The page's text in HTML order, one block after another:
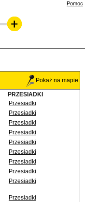
Pomoc
Pokaż na mapie
PRZESIADKI
Przesiadki
Przesiadki
Przesiadki
Przesiadki
Przesiadki
Przesiadki
Przesiadki
Przesiadki
Przesiadki
Przesiadki